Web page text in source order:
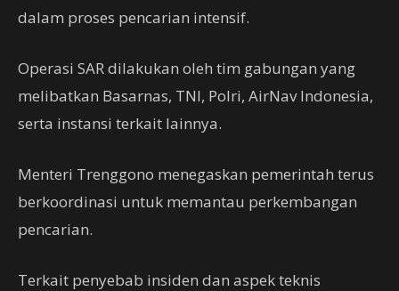
dalam proses pencarian intensif.
Operasi SAR dilakukan oleh tim gabungan yang
melibatkan Basarnas, TNI, Polri, AirNav Indonesia,
serta instansi terkait lainnya.
Menteri Trenggono menegaskan pemerintah terus
berkoordinasi untuk memantau perkembangan
pencarian.
Terkait penyebab insiden dan aspek teknis